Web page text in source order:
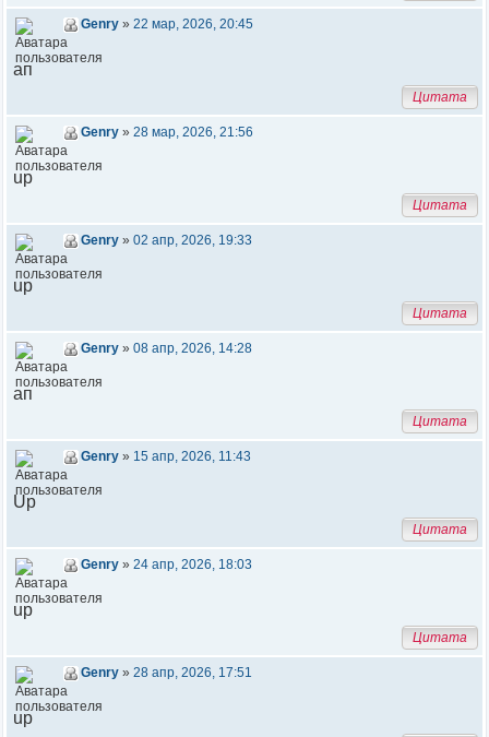
Genry » 22 мар, 2026, 20:45
ап
Цитата
Genry » 28 мар, 2026, 21:56
up
Цитата
Genry » 02 апр, 2026, 19:33
up
Цитата
Genry » 08 апр, 2026, 14:28
ап
Цитата
Genry » 15 апр, 2026, 11:43
Up
Цитата
Genry » 24 апр, 2026, 18:03
up
Цитата
Genry » 28 апр, 2026, 17:51
up